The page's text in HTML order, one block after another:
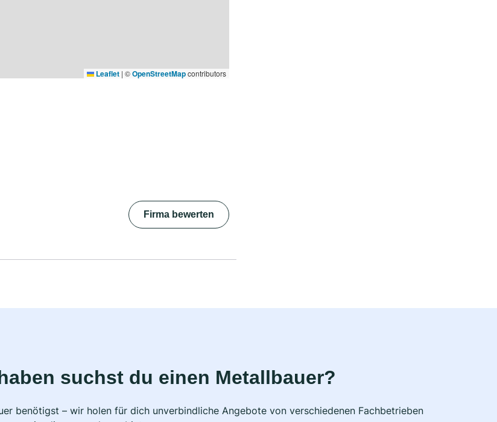
Leaflet | ©OpenStreetMapcontributors
Firma bewerten
suchst du einen Metallbauer?
benötigst – wir holen für dich unverbindliche Angebote von verschiedenen Fachbetrieben